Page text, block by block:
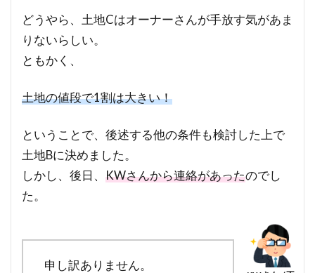
どうやら、土地Cはオーナーさんが手放す気があま
りないらしい。
ともかく、
土地の値段で1割は大きい！
ということで、後述する他の条件も検討した上で
土地Bに決めました。
しかし、後日、 KWさんから連絡があったのでし
た。
申し訳ありません。